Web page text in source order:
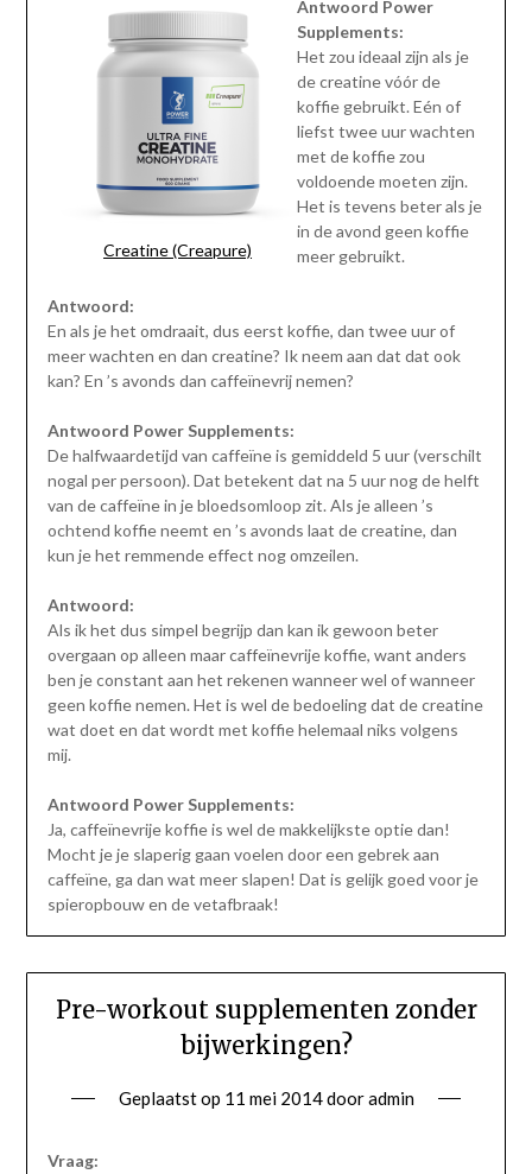
Creatine (Creapure)
Antwoord Power
Supplements:
Het zou ideaal zijn als je
de creatine vóór de
koffie gebruikt. Eén of
liefst twee uur wachten
met de koffie zou
voldoende moeten zijn.
Het is tevens beter als je
in de avond geen koffie
meer gebruikt.
Antwoord:
En als je het omdraait, dus eerst koffie, dan twee uur of
meer wachten en dan creatine? Ik neem aan dat dat ook
kan? En ’s avonds dan caffeïnevrij nemen?
Antwoord Power Supplements:
De halfwaardetijd van caffeïne is gemiddeld 5 uur (verschilt
nogal per persoon). Dat betekent dat na 5 uur nog de helft
van de caffeïne in je bloedsomloop zit. Als je alleen ’s
ochtend koffie neemt en ’s avonds laat de creatine, dan
kun je het remmende effect nog omzeilen.
Antwoord:
Als ik het dus simpel begrijp dan kan ik gewoon beter
overgaan op alleen maar caffeïnevrije koffie, want anders
ben je constant aan het rekenen wanneer wel of wanneer
geen koffie nemen. Het is wel de bedoeling dat de creatine
wat doet en dat wordt met koffie helemaal niks volgens
mij.
Antwoord Power Supplements:
Ja, caffeïnevrije koffie is wel de makkelijkste optie dan!
Mocht je je slaperig gaan voelen door een gebrek aan
caffeïne, ga dan wat meer slapen! Dat is gelijk goed voor je
spieropbouw en de vetafbraak!
Pre-workout supplementen zonder
bijwerkingen?
Geplaatst op 11 mei 2014dooradmin
Vraag: